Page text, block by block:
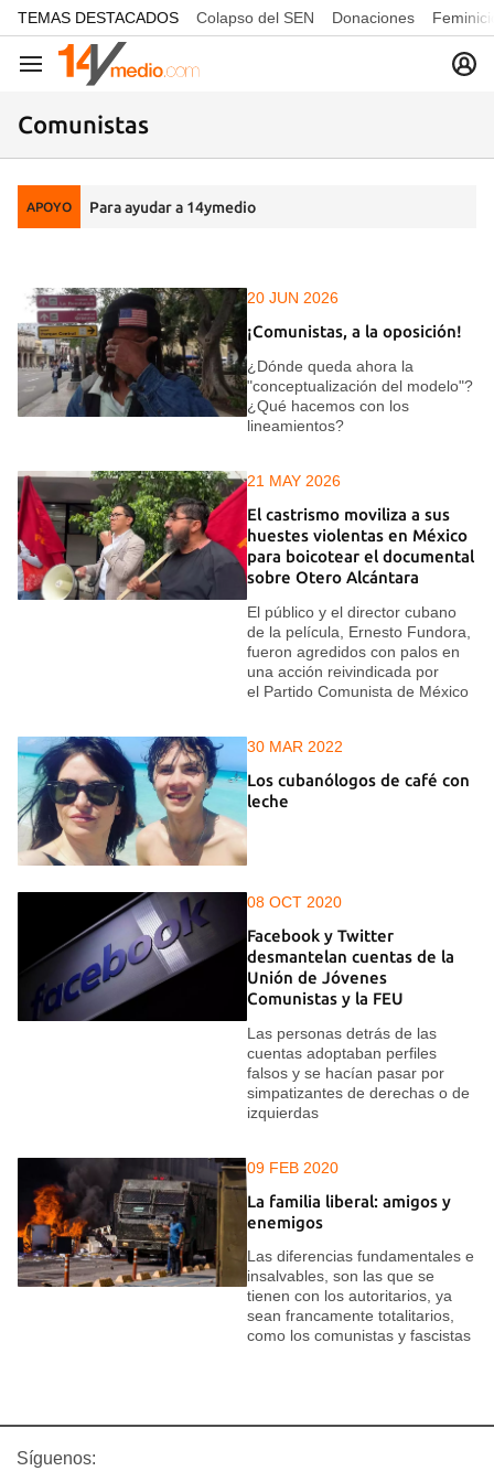
common.go-to-content
TEMAS DESTACADOS Colapso del SEN Donaciones
Navegación
Comunistas
APOYO Para ayudar a 14ymedio
20 JUN 2026
¡Comunistas, a la oposición!
¿Dónde queda ahora la
"conceptualización del modelo"?
¿Qué hacemos con los
lineamientos?
21 MAY 2026
El castrismo moviliza a sus
huestes violentas en México
para boicotear el documental
sobre Otero Alcántara
El público y el director cubano
de la película, Ernesto Fundora,
fueron agredidos con palos en
una acción reivindicada por
el Partido Comunista de México
30 MAR 2022
Los cubanólogos de café con
leche
08 OCT 2020
Facebook y Twitter
desmantelan cuentas de la
Unión de Jóvenes
Comunistas y la FEU
Las personas detrás de las
cuentas adoptaban perfiles
falsos y se hacían pasar por
simpatizantes de derechas o de
izquierdas
09 FEB 2020
La familia liberal: amigos y
enemigos
Las diferencias fundamentales e
insalvables, son las que se
tienen con los autoritarios, ya
sean francamente totalitarios,
como los comunistas y fascistas
Síguenos: